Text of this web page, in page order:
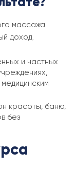
массажа.
доход.
и частных
красоты, баню,
без